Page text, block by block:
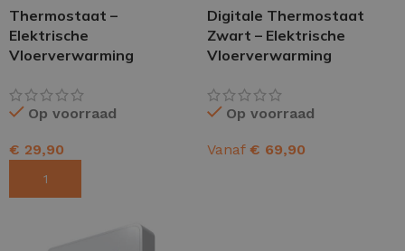
Thermostaat –
Elektrische
Vloerverwarming
Op voorraad
€ 29,90
Digitale Thermostaat
Zwart – Elektrische
Vloerverwarming
Op voorraad
Vanaf € 69,90